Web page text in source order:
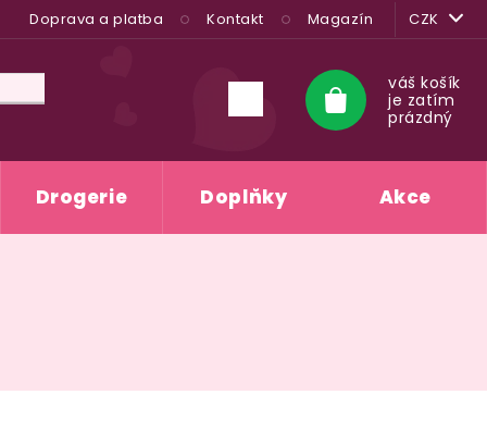
Doprava a platba Kontakt Magazín CZK
Nákupní
košík
váš košík
je zatím
prázdný
Drogerie Doplňky Akce